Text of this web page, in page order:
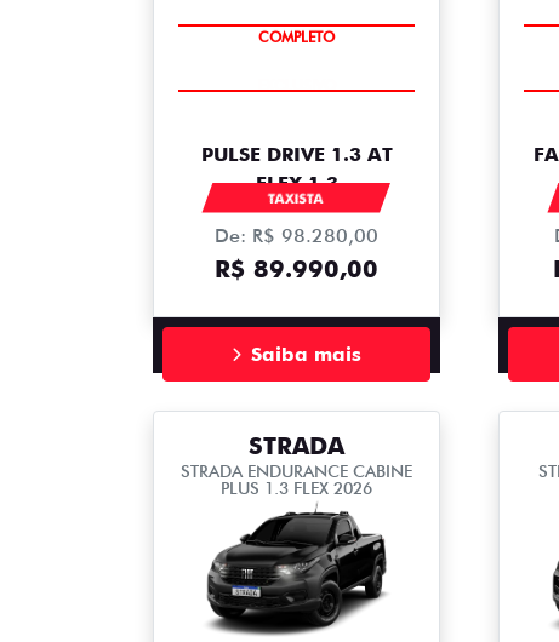
COMPLETO
PULSE DRIVE 1.3 AT
FLEX 1.3
TAXISTA
De: R$ 98.280,00
R$ 89.990,00
Saiba mais
STRADA
STRADA ENDURANCE CABINE
PLUS 1.3 FLEX 2026